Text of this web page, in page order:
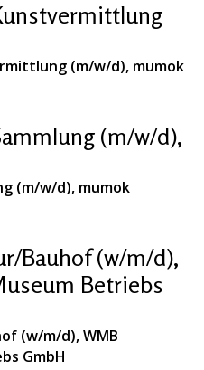
(m/w/d), mumok
(m/w/d),
(m/w/d), mumok
Bauhof (w/m/d),
Betriebs
(w/m/d), WMB
GmbH